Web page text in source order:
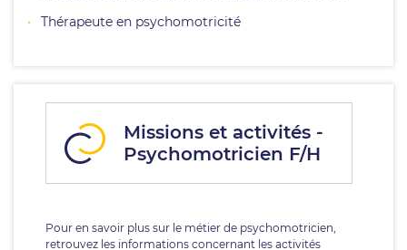
Thérapeute en psychomotricité
Missions et activités -
Psychomotricien F/H
Pour en savoir plus sur le métier de psychomotricien,
retrouvez les informations concernant les activités